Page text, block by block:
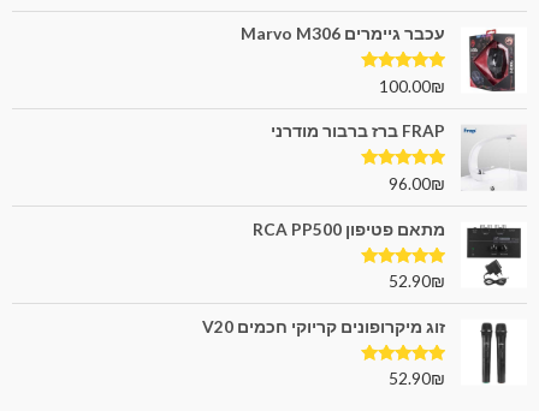
עכבר גיימרים Marvo M306
דורג5.00
100.00₪
FRAP ברז ברבור מודרני
דורג5.00
96.00₪
מתאם פטיפון RCA PP500
דורג5.00
52.90₪
זוג מיקרופונים קריוקי חכמים V20
דורג5.00
52.90₪